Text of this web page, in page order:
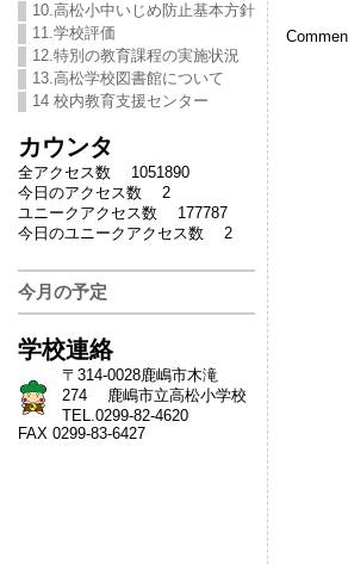
10.高松小中いじめ防止基本方針
11.学校評価
12.特別の教育課程の実施状況
13.高松学校図書館について
14 校内教育支援センター
カウンタ
全アクセス数 1051890
今日のアクセス数 2
ユニークアクセス数 177787
今日のユニークアクセス数 2
今月の予定
学校連絡
〒314-0028鹿嶋市木滝
274 鹿嶋市立高松小学校
TEL.0299-82-4620
FAX 0299-83-6427